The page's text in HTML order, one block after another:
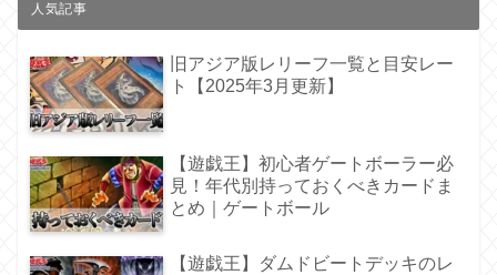
人気記事
旧アジア版レリーフ一覧と目安レー
ト【2025年3月更新】
【遊戯王】初心者ゲートボーラー必
見！年代別持っておくべきカードま
とめ｜ゲートボール
【遊戯王】ダムドビートデッキのレ